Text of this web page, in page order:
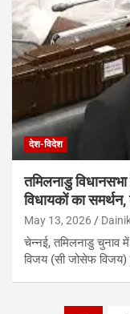
देश-विदेश
तमिलनाडु
विधायकों का
May 13, 2026
चेन्नई, तमिलनाडु चुनाव
विजय (सी जोसेफ विजय)